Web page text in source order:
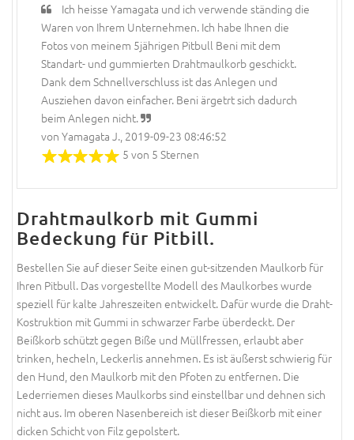
Ich heisse Yamagata und ich verwende ständing die
Waren von Ihrem Unternehmen. Ich habe Ihnen die
Fotos von meinem 5jährigen Pitbull Beni mit dem
Standart- und gummierten Drahtmaulkorb geschickt.
Dank dem Schnellverschluss ist das Anlegen und
Ausziehen davon einfacher. Beni ärgetrt sich dadurch
beim Anlegen nicht.
von Yamagata J., 2019-09-23 08:46:52
5 von 5 Sternen
Drahtmaulkorb mit Gummi
Bedeckung für Pitbill.
Bestellen Sie auf dieser Seite einen gut-sitzenden Maulkorb für
Ihren Pitbull. Das vorgestellte Modell des Maulkorbes wurde
speziell für kalte Jahreszeiten entwickelt. Dafür wurde die Draht-
Kostruktion mit Gummi in schwarzer Farbe überdeckt. Der
Beißkorb schützt gegen Biße und Müllfressen, erlaubt aber
trinken, hecheln, Leckerlis annehmen. Es ist äußerst schwierig für
den Hund, den Maulkorb mit den Pfoten zu entfernen. Die
Lederriemen dieses Maulkorbs sind einstellbar und dehnen sich
nicht aus. Im oberen Nasenbereich ist dieser Beißkorb mit einer
dicken Schicht von Filz gepolstert.